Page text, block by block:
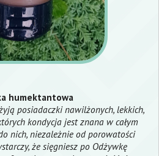
humektantowa
posiadaczki nawilżonych, lekkich,
kondycja jest znana w całym
nich, niezależnie od porowatości
że sięgniesz po Odżywkę